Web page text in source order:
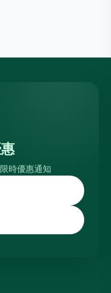
時優惠通知